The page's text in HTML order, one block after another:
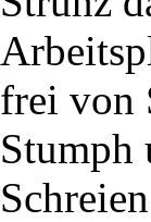
frei von
Stumph